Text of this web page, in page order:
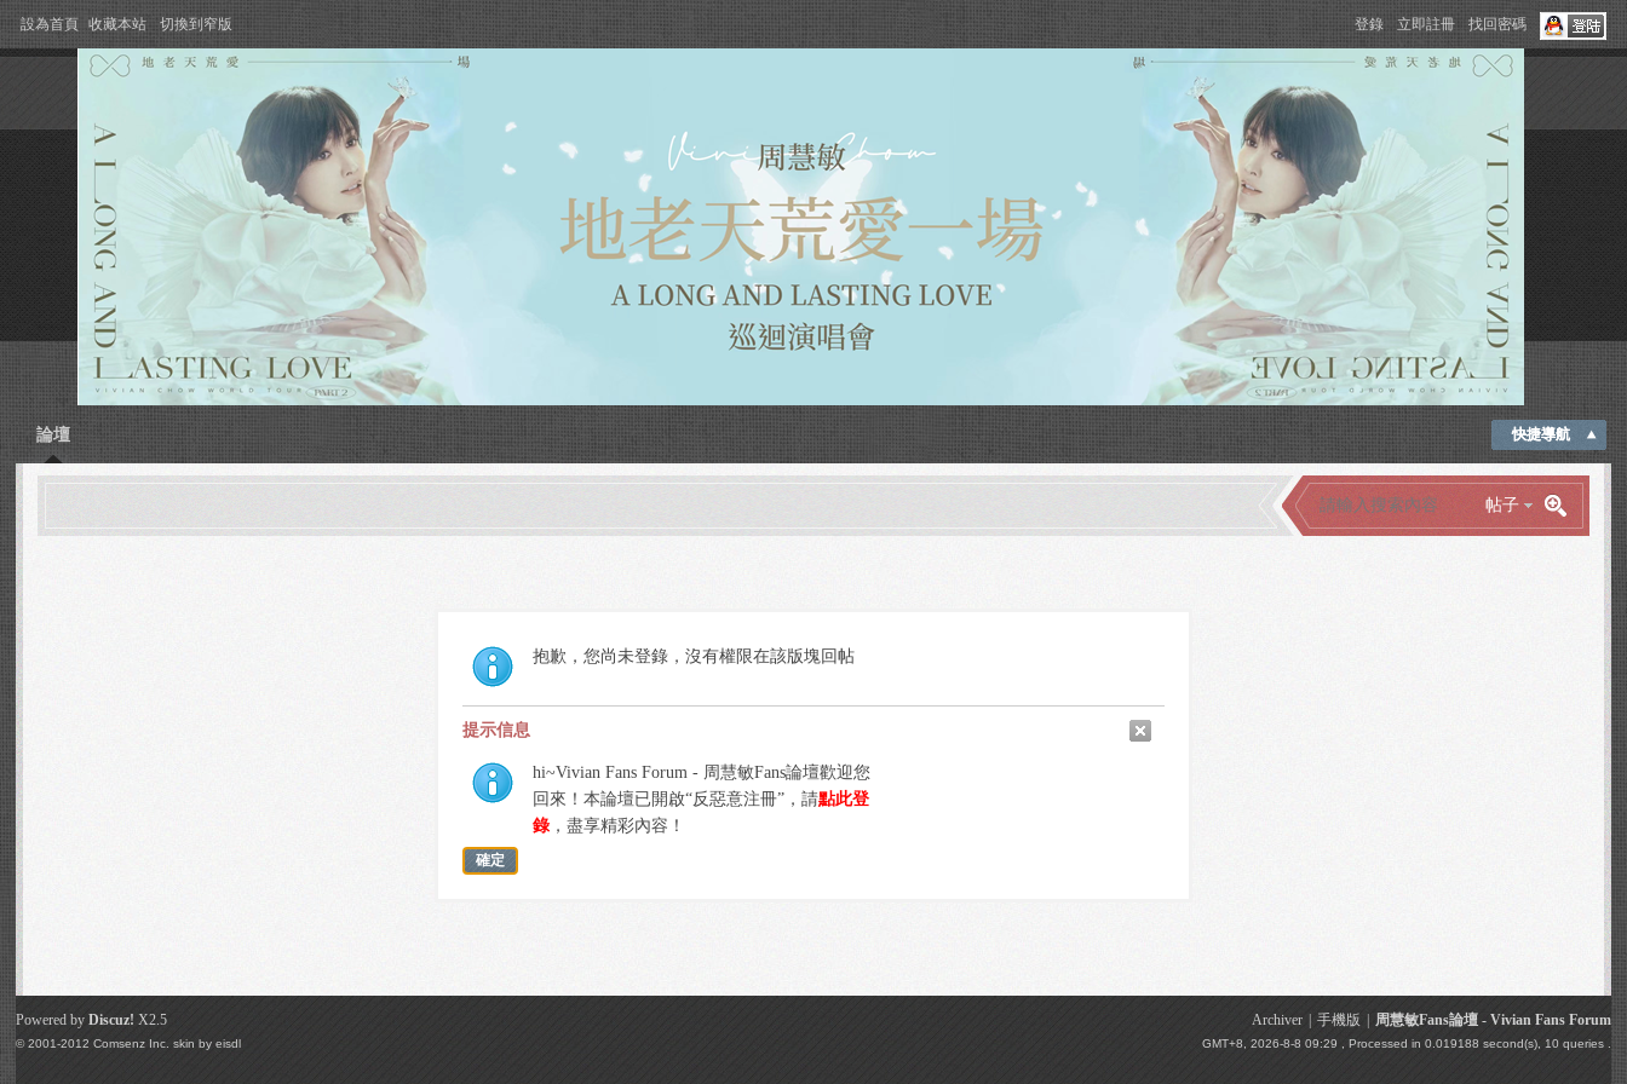
設為首頁 收藏本站 切換到窄版 登錄 立即註冊 找回密碼
快捷導航
論壇
帖子
抱歉，您尚未登錄，沒有權限在該版塊回帖
提示信息
hi~Vivian Fans Forum - 周慧敏Fans論壇歡迎您
回來！本論壇已開啟“反惡意注冊”，請點此登
錄，盡享精彩內容！
確定
Archiver 手機版 周慧敏Fans論壇 - Vivian Fans Forum
GMT+8, 2026-8-8 09:29 , Processed in 0.019188 second(s), 10 queries .
Powered byDiscuz! X2.5
© 2001-2012Comsenz Inc. skin byeisdl